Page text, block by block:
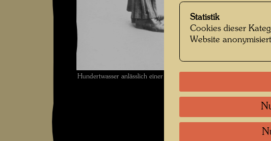
Hundertwasser anlässlich einer Begegnung der Pintorarium
Statistik
Cookies dieser
Website